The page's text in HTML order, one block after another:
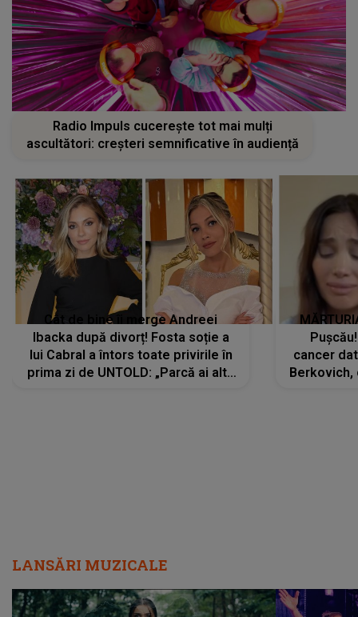
Radio Impuls cucerește tot mai mulți
ascultători: creșteri semnificative în audiență
Cât de bine îi merge Andreei
Ibacka după divorț! Fosta soție a
lui Cabral a întors toate privirile în
prima zi de UNTOLD: „Parcă ai altă
cancer
Berkovich,
LANSĂRI MUZICALE